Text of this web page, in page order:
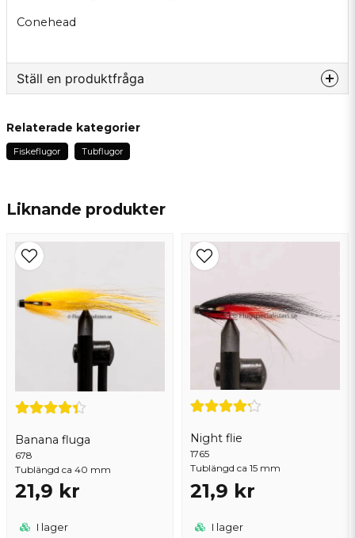
Liknande produkter
Banana fluga
678
Tublängd ca 40 mm
21,9 kr
I lager
Night flie
1765
Tublängd ca 15 mm
21,9 kr
I lager
Conehead
Ställ en produktfråga
Fråga oss något om denna produkten...
Namn
email
Mejladress
Ja, ni får publicera min fråga
Skicka fråga
Relaterade kategorier
Fiskeflugor Tubflugor